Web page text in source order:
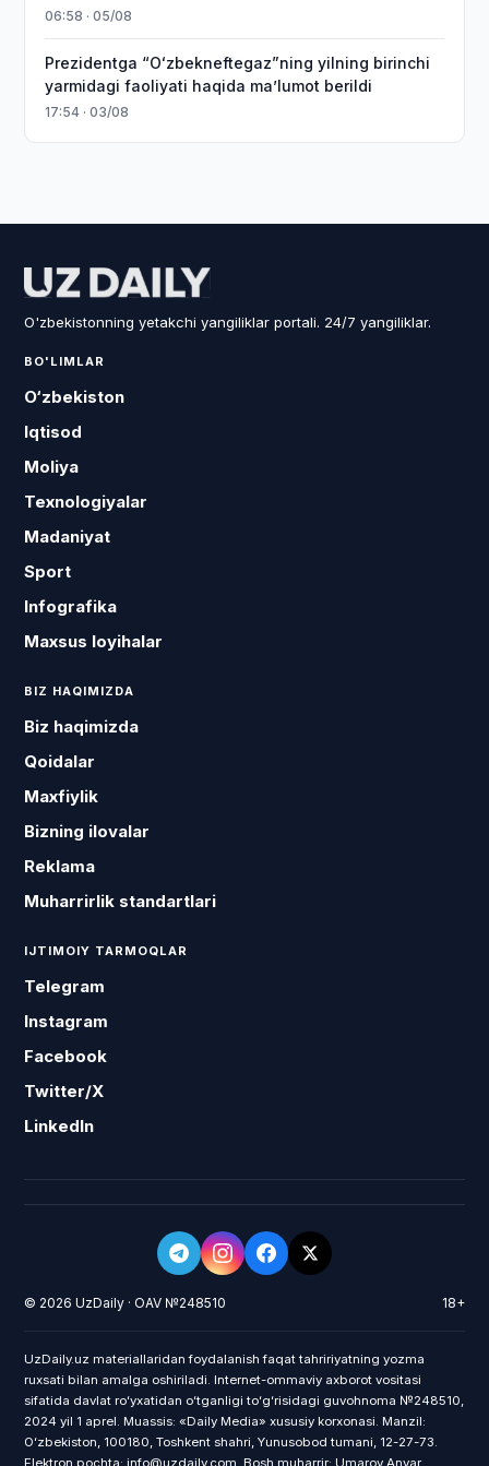
06:58 · 05/08
Prezidentga “Oʻzbekneftegaz”ning yilning birinchi
yarmidagi faoliyati haqida maʼlumot berildi
17:54 · 03/08
O'zbekistonning yetakchi yangiliklar portali. 24/7 yangiliklar.
BO'LIMLAR
O‘zbekiston
Iqtisod
Moliya
Texnologiyalar
Madaniyat
Sport
Infografika
Maxsus loyihalar
BIZ HAQIMIZDA
Biz haqimizda
Qoidalar
Maxfiylik
Bizning ilovalar
Reklama
Muharrirlik standartlari
IJTIMOIY TARMOQLAR
Telegram
Instagram
Facebook
Twitter/X
LinkedIn
© 2026 UzDaily · OAV №248510 18+
UzDaily.uz materiallaridan foydalanish faqat tahririyatning yozma
ruxsati bilan amalga oshiriladi. Internet-ommaviy axborot vositasi
sifatida davlat roʻyxatidan oʻtganligi toʻgʻrisidagi guvohnoma №248510,
2024 yil 1 aprel. Muassis: «Daily Media» xususiy korxonasi. Manzil:
Oʻzbekiston, 100180, Toshkent shahri, Yunusobod tumani, 12-27-73.
Elektron pochta: info@uzdaily.com. Bosh muharrir: Umarov Anvar